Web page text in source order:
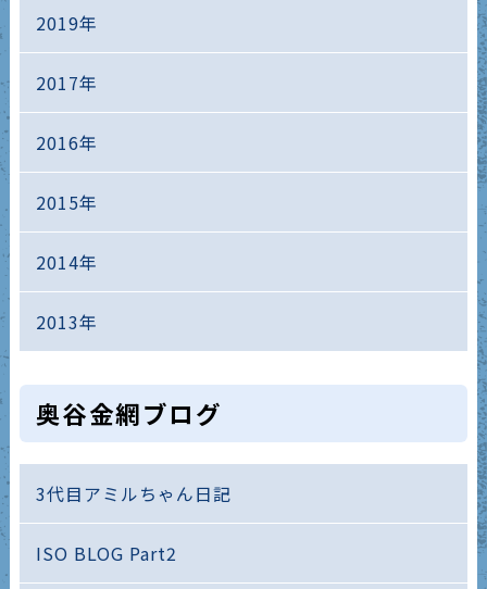
2019年
2017年
2016年
2015年
2014年
2013年
奥谷金網ブログ
3代目アミルちゃん日記
ISO BLOG Part2